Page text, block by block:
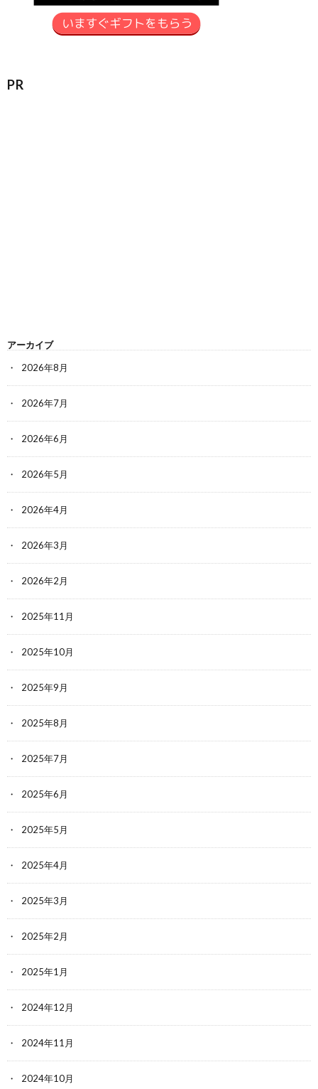
PR
アーカイブ
2026年8月
2026年7月
2026年6月
2026年5月
2026年4月
2026年3月
2026年2月
2025年11月
2025年10月
2025年9月
2025年8月
2025年7月
2025年6月
2025年5月
2025年4月
2025年3月
2025年2月
2025年1月
2024年12月
2024年11月
2024年10月